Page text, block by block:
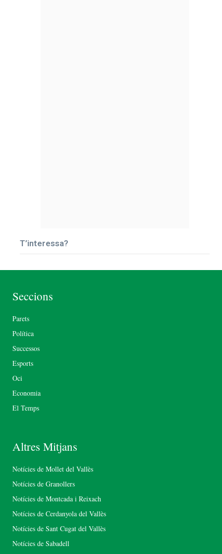
T’interessa?
Seccions
Parets
Política
Successos
Esports
Oci
Economia
El Temps
Altres Mitjans
Notícies de Mollet del Vallès
Notícies de Granollers
Notícies de Montcada i Reixach
Notícies de Cerdanyola del Vallès
Notícies de Sant Cugat del Vallès
Notícies de Sabadell